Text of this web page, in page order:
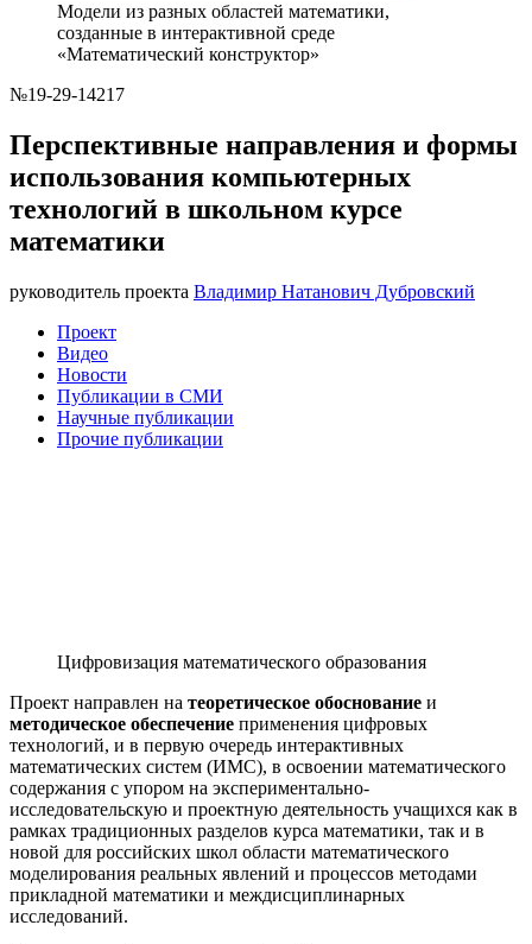
Модели из разных областей математики,
созданные в интерактивной среде
«Математический конструктор»
№19-29-14217
Перспективные направления и формы
использования компьютерных
технологий в школьном курсе
математики
руководитель проекта Владимир Натанович Дубровский
Проект
Видео
Новости
Публикации в СМИ
Научные публикации
Прочие публикации
Цифровизация математического образования
Проект направлен на теоретическое обоснование и
методическое обеспечение применения цифровых
технологий, и в первую очередь интерактивных
математических систем (ИМС), в освоении математического
содержания с упором на экспериментально-
исследовательскую и проектную деятельность учащихся как в
рамках традиционных разделов курса математики, так и в
новой для российских школ области математического
моделирования реальных явлений и процессов методами
прикладной математики и междисциплинарных
исследований.